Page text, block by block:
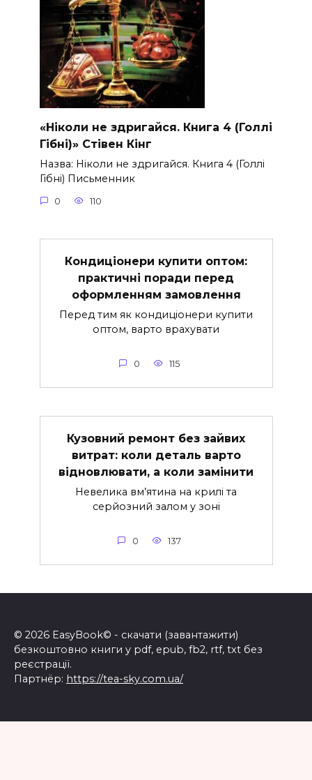
«Ніколи не здригайся. Книга 4 (Голлі
Гібні)» Стівен Кінг
Назва: Ніколи не здригайся. Книга 4 (Голлі
Гібні) Письменник
0 110
Кондиціонери купити оптом:
практичні поради перед
оформленням замовлення
Перед тим як кондиціонери купити
оптом, варто врахувати
0 115
Кузовний ремонт без зайвих
витрат: коли деталь варто
відновлювати, а коли замінити
Невелика вм’ятина на крилі та
серйозний залом у зоні
0 137
© 2026 EasyBook© - скачати (завантажити)
безкоштовно книги у pdf, epub, fb2, rtf, txt без
реєстрації.
Партнёр: https://tea-sky.com.ua/